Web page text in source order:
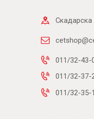
Скадарска
011/32-43-
011/32-37-
011/32-35-